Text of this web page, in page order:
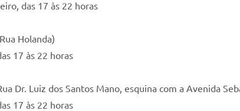
das 17 às 22 horas
Holanda)
17 às 22 horas
Dr. Luiz dos Santos Mano, esquina com a Avenida
17 às 22 horas